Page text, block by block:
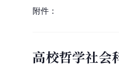
附件：
高校哲学社会